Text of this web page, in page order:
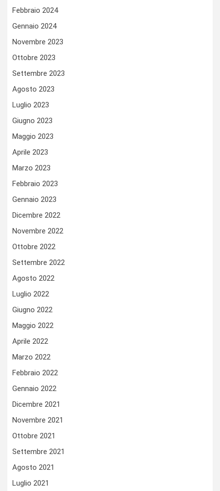
Febbraio 2024
Gennaio 2024
Novembre 2023
Ottobre 2023
Settembre 2023
Agosto 2023
Luglio 2023
Giugno 2023
Maggio 2023
Aprile 2023
Marzo 2023
Febbraio 2023
Gennaio 2023
Dicembre 2022
Novembre 2022
Ottobre 2022
Settembre 2022
Agosto 2022
Luglio 2022
Giugno 2022
Maggio 2022
Aprile 2022
Marzo 2022
Febbraio 2022
Gennaio 2022
Dicembre 2021
Novembre 2021
Ottobre 2021
Settembre 2021
Agosto 2021
Luglio 2021